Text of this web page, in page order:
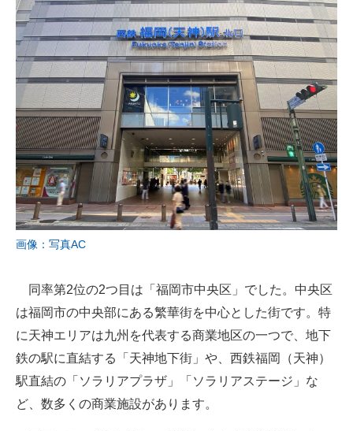
画像：写真AC
同率第2位の2つ目は「福岡市中央区」でした。中央区
は福岡市の中央部にある繁華街を中心とした街です。特
に天神エリアは九州を代表する商業地区の一つで、地下
鉄の駅に直結する「天神地下街」や、西鉄福岡（天神）
駅直結の「ソラリアプラザ」「ソラリアステージ」な
ど、数多くの商業施設があります。